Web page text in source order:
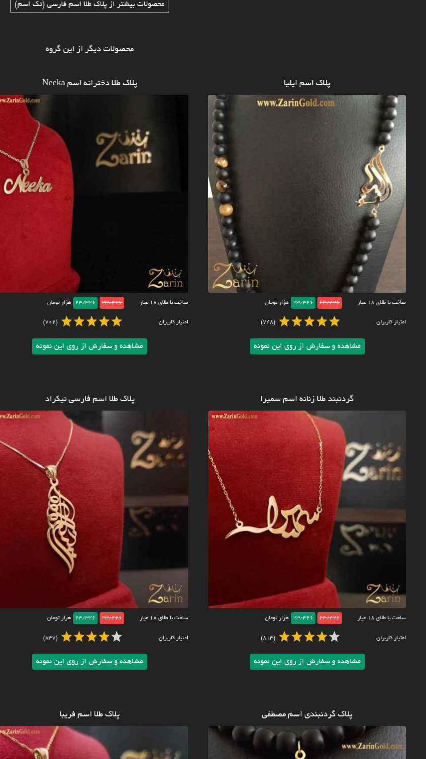
محصولات بیشتر از پلاک طلا اسم فارسی (تک اسم)
محصولات دیگر از این گروه
پلاک اسم ایلیا
ساخت با طلای ۱۸ عیار 23/426
23/326 هزار تومان
امتیاز کاربران (748)
مشاهده و سفارش از روی این نمونه
پلاک طلا دخترانه اسم Neeka
ساخت با طلای ۱۸ عیار 23/426
23/326 هزار تومان
امتیاز کاربران (702)
مشاهده و سفارش از روی این نمونه
گردنبند طلا زنانه اسم سمیرا
ساخت با طلای ۱۸ عیار 23/426
23/326 هزار تومان
امتیاز کاربران (813)
مشاهده و سفارش از روی این نمونه
پلاک طلا اسم فارسی نیکراد
ساخت با طلای ۱۸ عیار 23/426
23/326 هزار تومان
امتیاز کاربران (837)
مشاهده و سفارش از روی این نمونه
پلاک گردنبندی اسم مصطفی پلاک طلا اسم فریبا